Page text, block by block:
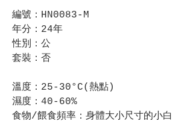
編號：HN0083-M
年分：24年
性別：公
套裝：否
溫度：25-30°C(熱點)
濕度：40-60%
食物/餵食頻率：身體大小尺寸的小白